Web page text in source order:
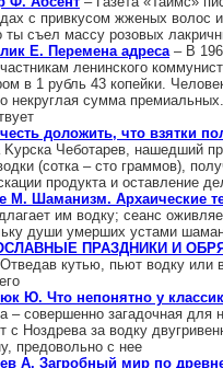
с привкусом жженых волос
ты съел массу розовых
Е. Перемена адреса– В
ленинского
в 1 рубль 43 копейки.
некруглая сумма
доложить, что взятки
Kурска Чеботарев, нашедший
(сотка – сто граммов),
продукта и оставление
М. Шаманизм. Архаические
им водку; сеанс
души умерших устами
ПРАЗДНИКИ И
кутью, пьют водку
Ю. Что непонятно у
– совершенно загадочная для
с Ноздрева за водку
предовольно с нее
А. Загробный мир по